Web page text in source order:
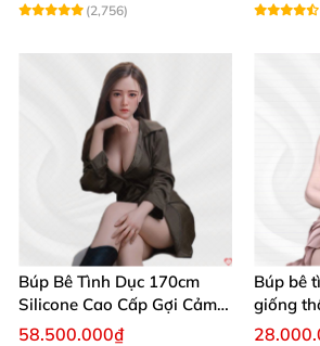
tượng của sự hoàn hảo, mềm mại
Đừng bỏ lỡ cơ hội trải nghiệm cảm
tuyệt vời chỉ có ở sản phẩm này!
hôm nay để tận hưởng sự khác biệt
(2,756)
Búp Bê Tình Dục 170cm
Silicone Cao Cấp Gợi Cảm
Giống Thật
58.500.000₫
Búp bê
giống